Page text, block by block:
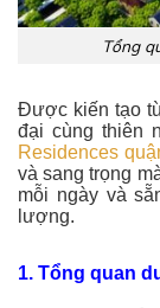
Tổng
Được kiến tạo
đại cùng thiên
Residences
và sang trọng
mỗi ngày và
lượng.
1. Tổng quan